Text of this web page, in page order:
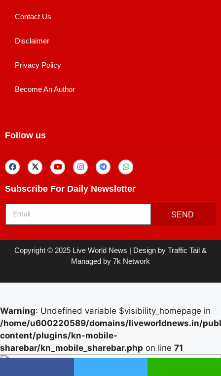
Contact Us
Disclaimer
Privacy Policy
Become An Author
Follow us
Subscribe For Daily Newsletter
SEND
Copyright © 2025 Live World News | Design by Traffic Tail &
Managed by 7k Network
Warning: Undefined variable $visibility_homepage in
/home/u600220589/domains/liveworldnews.in/
content/plugins/kn-mobile-
sharebar/kn_mobile_sharebar.php on line 71